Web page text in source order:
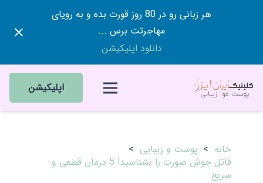
هر زبانی رو در 80 روز قورت بده و به رویای
مهاجرتت برس ...
دانلود اپلیکیشن
اپلیکیشن
خانه > پوست و زیبایی >
قاتل جوش صورت را بشناسید! 5 درمان قطعی و
سریع